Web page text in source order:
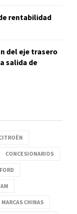
rentabilidad
del eje trasero
salida de
CONCESIONARIOS
FORD
MARCAS CHINAS